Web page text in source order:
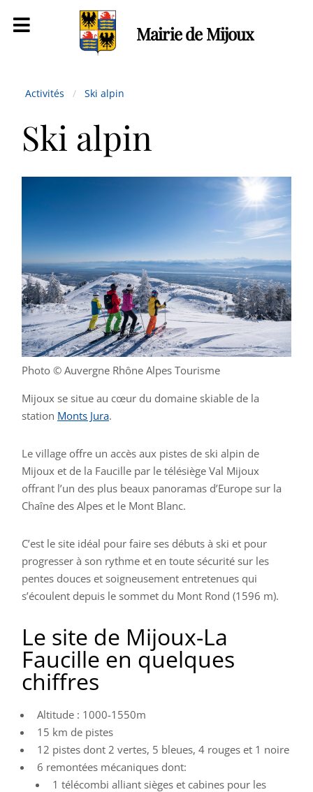
Mairie de Mijoux
Activités Ski alpin
Ski alpin
Photo © Auvergne Rhône Alpes Tourisme
Mijoux se situe au cœur du domaine skiable de la
station Monts Jura.
Le village offre un accès aux pistes de ski alpin de
Mijoux et de la Faucille par le télésiège Val Mijoux
offrant l’un des plus beaux panoramas d’Europe sur la
Chaîne des Alpes et le Mont Blanc.
C’est le site idéal pour faire ses débuts à ski et pour
progresser à son rythme et en toute sécurité sur les
pentes douces et soigneusement entretenues qui
s’écoulent depuis le sommet du Mont Rond (1596 m).
Le site de Mijoux-La
Faucille en quelques
chiffres
Altitude : 1000-1550m
15 km de pistes
12 pistes dont 2 vertes, 5 bleues, 4 rouges et 1 noire
6 remontées mécaniques dont:
1 télécombi alliant sièges et cabines pour les